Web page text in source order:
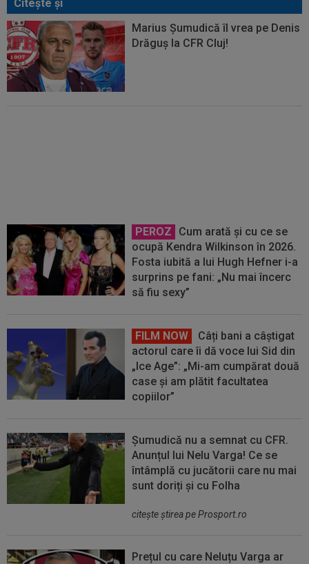
Citeşte şi
Marius Șumudică îl vrea pe Denis
Drăguș la CFR Cluj!
PEROZ
Cum arată și cu ce se
ocupă Kendra Wilkinson în 2026.
Fosta iubită a lui Hugh Hefner i-a
surprins pe fani: „Nu mai încerc
să fiu sexy”
FILM NOW
Câți bani a câștigat
actorul care îi dă voce lui Sid din
„Ice Age”: „Mi-am cumpărat două
case și am plătit facultatea
copiilor”
Șumudică nu a semnat cu CFR.
Anunțul lui Nelu Varga! Ce se
întâmplă cu jucătorii care nu mai
sunt doriți și cu Folha
citeşte ştirea pe Prosport.ro
Prețul cu care Neluțu Varga ar